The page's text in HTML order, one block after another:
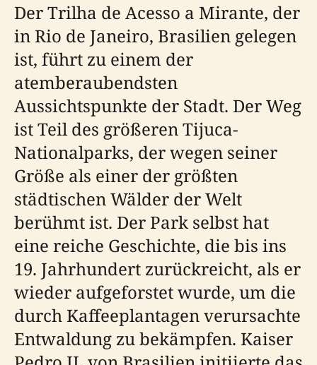
Der Trilha de Acesso a Mirante, der
in Rio de Janeiro, Brasilien gelegen
ist, führt zu einem der
atemberaubendsten
Aussichtspunkte der Stadt. Der Weg
ist Teil des größeren Tijuca-
Nationalparks, der wegen seiner
Größe als einer der größten
städtischen Wälder der Welt
berühmt ist. Der Park selbst hat
eine reiche Geschichte, die bis ins
19. Jahrhundert zurückreicht, als er
wieder aufgeforstet wurde, um die
durch Kaffeeplantagen verursachte
Entwaldung zu bekämpfen. Kaiser